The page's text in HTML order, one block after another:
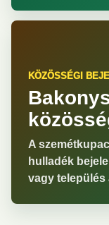
KÖZÖSSÉGI
A
hulladék
vagy település